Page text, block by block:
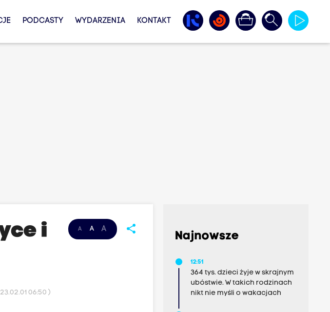
PODCASTY WYDARZENIA KONTAKT
A A A share
i
06:50 )
Najnowsze
12:51
364 tys. dzieci żyje w skrajnym
ubóstwie. W takich rodzinach
nikt nie myśli o wakacjach